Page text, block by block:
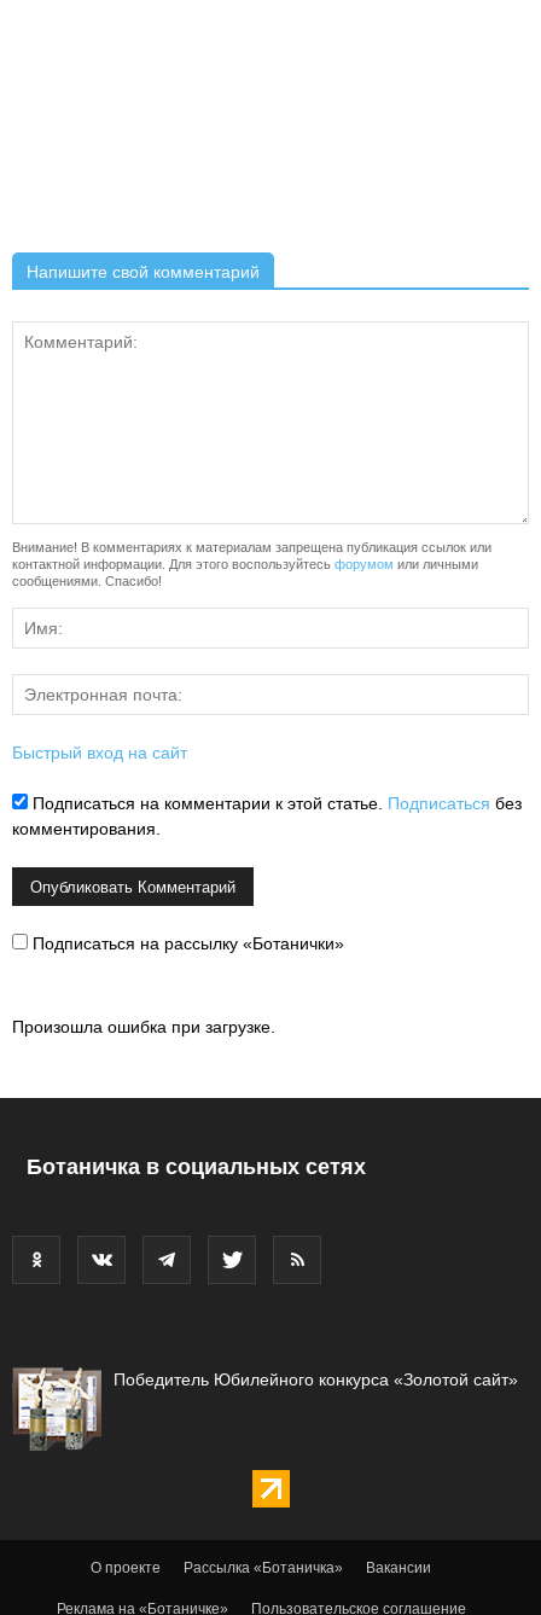
Напишите свой комментарий
Внимание! В комментариях к материалам запрещена публикация ссылок или
контактной информации. Для этого воспользуйтесь форумом или личными
сообщениями. Спасибо!
Быстрый вход на сайт
Подписаться на комментарии к этой статье. Подписаться без
комментирования.
Подписаться на рассылку «Ботанички»
Произошла ошибка при загрузке.
Ботаничка в социальных сетях
Победитель Юбилейного конкурса «Золотой сайт»
О проекте Рассылка «Ботаничка» Вакансии
Реклама на «Ботаничке» Пользовательское соглашение